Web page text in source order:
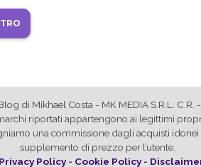
di Mikhael Costa - MK MEDIA S.R.L. C.R.
riportati appartengono ai legittimi
una commissione dagli acquisti
supplemento di prezzo per l’utente.
Privacy Policy- Cookie Policy-